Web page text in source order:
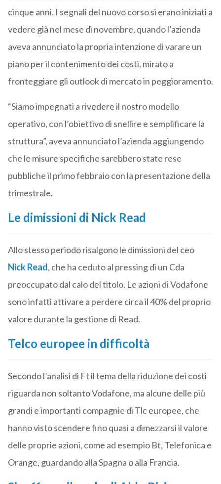
cinque anni. I segnali del nuovo corso si erano iniziati a
vedere già nel mese di novembre, quando l’azienda
aveva annunciato la propria intenzione di varare un
piano per il contenimento dei costi, mirato a
fronteggiare gli outlook di mercato in peggioramento.
“Siamo impegnati a rivedere il nostro modello
operativo, con l’obiettivo di snellire e semplificare la
struttura”, aveva annunciato l’azienda aggiungendo
che le misure specifiche sarebbero state rese
pubbliche il primo febbraio con la presentazione della
trimestrale.
Le dimissioni di Nick Read
Allo stesso periodo risalgono le dimissioni del ceo
Nick Read, che ha ceduto al pressing di un Cda
preoccupato dal calo del titolo. Le azioni di Vodafone
sono infatti attivare a perdere circa il 40% del proprio
valore durante la gestione di Read.
Telco europee in difficoltà
Secondo l’analisi di Ft il tema della riduzione dei costi
riguarda non soltanto Vodafone, ma alcune delle più
grandi e importanti compagnie di Tlc europee, che
hanno visto scendere fino quasi a dimezzarsi il valore
delle proprie azioni, come ad esempio Bt, Telefonica e
Orange, guardando alla Spagna o alla Francia.